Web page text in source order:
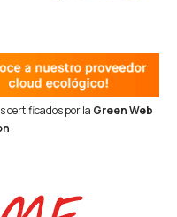
certificados por la Green Web